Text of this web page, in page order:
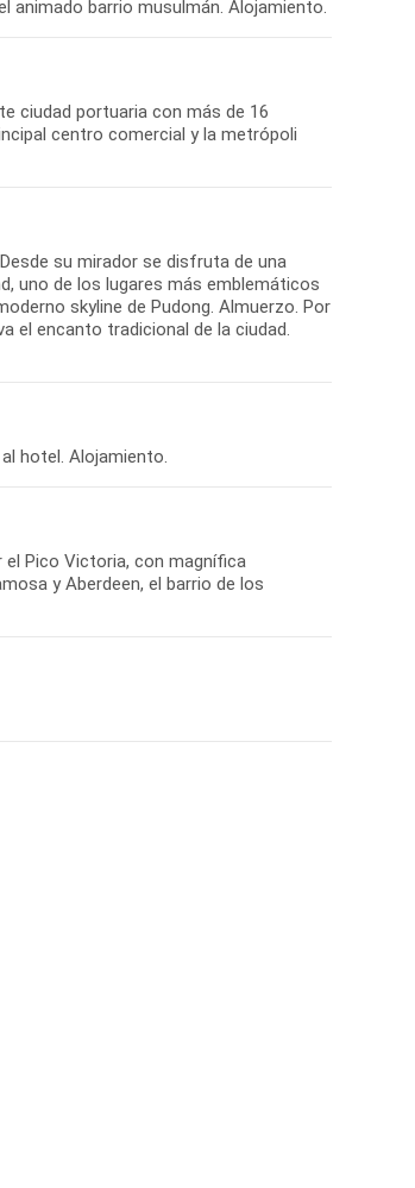
animado barrio musulmán. Alojamiento.
ciudad portuaria con más de 16
centro comercial y la metrópoli
su mirador se disfruta de una
uno de los lugares más emblemáticos
skyline de Pudong. Almuerzo. Por
el encanto tradicional de la ciudad.
hotel. Alojamiento.
el Pico Victoria, con magnífica
y Aberdeen, el barrio de los